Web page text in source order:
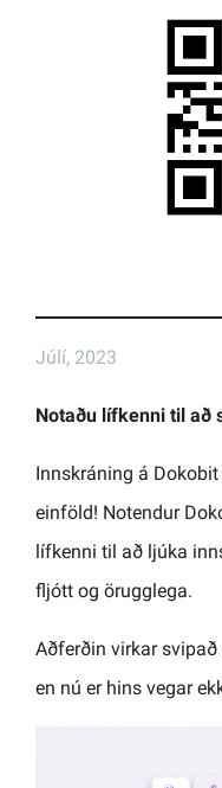
Júlí, 2023
Notaðu lífkenni til að
Innskráning á
einföld! Notendur
lífkenni til að ljúka
fljótt og örugglega.
Aðferðin virkar
en nú er hins vegar